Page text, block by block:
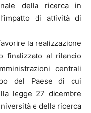
della ricerca in
di attività di
la realizzazione
finalizzato al rilancio
centrali
del Paese di cui
legge 27 dicembre
e della ricerca